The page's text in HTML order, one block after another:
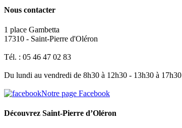
Nous contacter
1 place Gambetta
17310 - Saint-Pierre d'Oléron
Tél. : 05 46 47 02 83
Du lundi au vendredi de 8h30 à 12h30 - 13h30 à 17h30
Notre page Facebook
Découvrez Saint-Pierre d’Oléron